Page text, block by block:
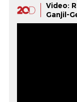
Video:
Ganjil-